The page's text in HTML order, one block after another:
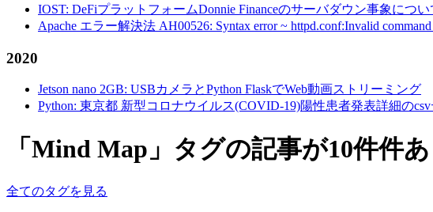
IOST: DeFiプラットフォームDonnie Financeのサーバダウン事象につ
Apache エラー解決法 AH00526: Syntax error ~ httpd.conf:Invalid
2020
Jetson nano 2GB: USBカメラとPython FlaskでWeb動画ストリーミング
Python: 東京都 新型コロナウイルス(COVID-19)陽性患者発表詳細の
「Mind Map」タグの記事が10件件
全てのタグを見る